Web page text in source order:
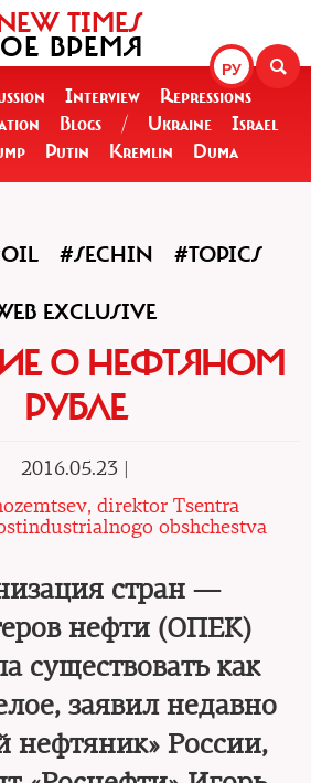
РУ
TIMES
ВРЕМЯ
Interview
Repressions
Blogs / Ukraine
Israel
Putin Kremlin Duma
#SECHIN #TOPICS
EXCLUSIVE
О НЕФТЯНОМ
РУБЛЕ
2016.05.23 |
direktor Tsentra
obshchestva
стран —
нефти (ОПЕК)
существовать как
заявил недавно
нефтяник» России,